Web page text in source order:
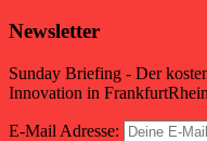
Newsletter
Sunday Briefing - Der
Innovation in
E-Mail Adresse: